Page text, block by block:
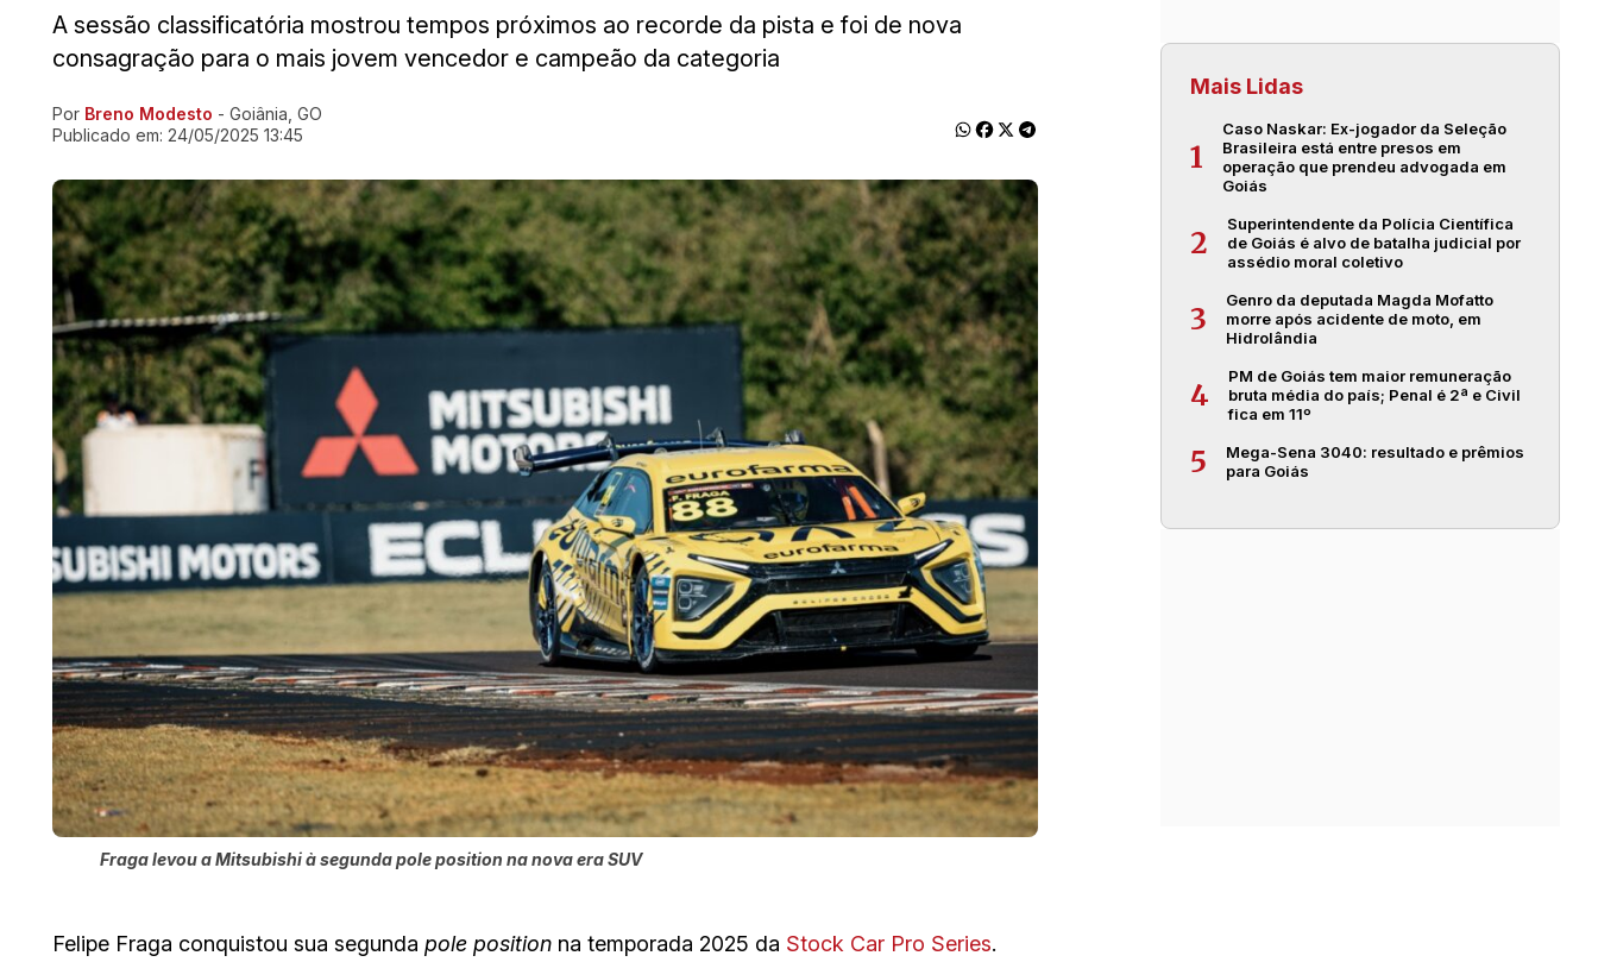
A sessão classificatória mostrou tempos próximos ao recorde da pista e foi de nova
consagração para o mais jovem vencedor e campeão da categoria
Ir direto pra matéria
Por Breno Modesto - Goiânia, GO
Publicado em: 24/05/2025 13:45
Fraga levou a Mitsubishi à segunda pole position na nova era SUV
Felipe Fraga conquistou sua segunda pole position na temporada 2025 da Stock Car Pro Series.
Mais Lidas
1
Caso Naskar: Ex-jogador da Seleção
Brasileira está entre presos em
operação que prendeu advogada em
Goiás
2
Superintendente da Polícia Científica
de Goiás é alvo de batalha judicial por
assédio moral coletivo
3
Genro da deputada Magda Mofatto
morre após acidente de moto, em
Hidrolândia
4
PM de Goiás tem maior remuneração
bruta média do país; Penal é 2ª e Civil
fica em 11º
5
Mega-Sena 3040: resultado e prêmios
para Goiás